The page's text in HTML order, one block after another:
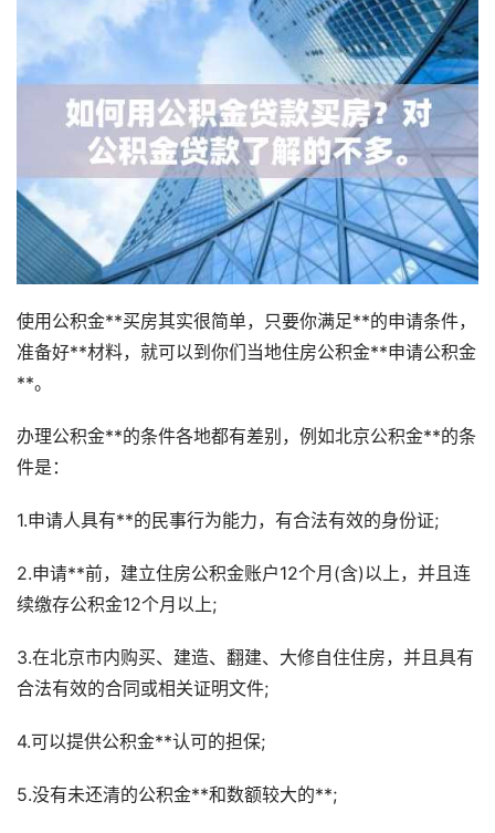
使用公积金**买房其实很简单，只要你满足**的申请条件，
准备好**材料，就可以到你们当地住房公积金**申请公积金
**。
办理公积金**的条件各地都有差别，例如北京公积金**的条
件是：
1.申请人具有**的民事行为能力，有合法有效的身份证;
2.申请**前，建立住房公积金账户12个月(含)以上，并且连
续缴存公积金12个月以上;
3.在北京市内购买、建造、翻建、大修自住住房，并且具有
合法有效的合同或相关证明文件;
4.可以提供公积金**认可的担保;
5.没有未还清的公积金**和数额较大的**;